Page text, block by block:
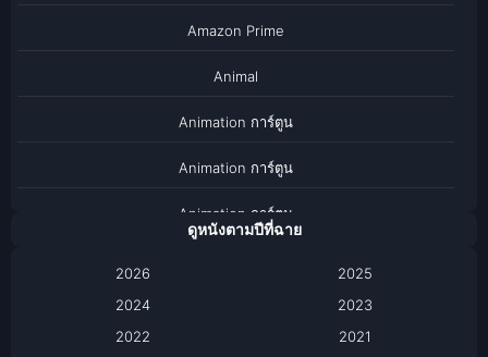
Amazon Prime
Animal
Animation การ์ตูน
Animation การ์ตูน
Animation การ์ตูน
ดูหนังตามปีที่ฉาย
2026
2025
2024
2023
2022
2021